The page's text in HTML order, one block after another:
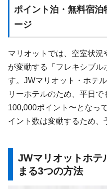
ポイント泊・無料宿泊
ージ
マリオットでは、空室状
が変動する「フレキシブル
す。JWマリオット・ホテ
リーホテルのため、平日
100,000ポイント〜となっ
イント数は変動するため、
JWマリオットホテ
まる3つの方法